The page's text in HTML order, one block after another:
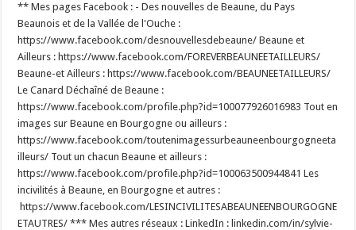
** Mes pages Facebook : - Des nouvelles de Beaune, du Pays
Beaunois et de la Vallée de l'Ouche :
https://www.facebook.com/desnouvellesdebeaune/ Beaune et
Ailleurs : https://www.facebook.com/FOREVERBEAUNEETAILLEURS/
Beaune-et Ailleurs : https://www.facebook.com/BEAUNEETAILLEURS/
Le Canard Déchaîné de Beaune :
https://www.facebook.com/profile.php?id=100077926016983 Tout en
images sur Beaune en Bourgogne ou ailleurs :
https://www.facebook.com/toutenimagessurbeauneenbourgogneeta
illeurs/ Tout un chacun Beaune et ailleurs :
https://www.facebook.com/profile.php?id=100063500944841 Les
incivilités à Beaune, en Bourgogne et autres :
https://www.facebook.com/LESINCIVILITESABEAUNEENBOURGOGNE
ETAUTRES/ *** Mes autres réseaux : LinkedIn : linkedin.com/in/sylvie-